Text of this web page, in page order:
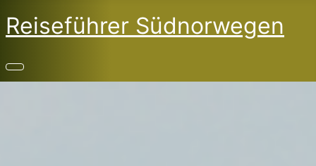
Reiseführer Südnorwegen